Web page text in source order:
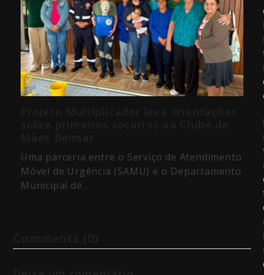
Uma parceria entre o Serviço de Atendimento
Móvel de Urgência (SAMU) e o Departamento
Municipal de…